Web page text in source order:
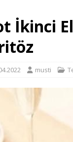
İkinci
musti